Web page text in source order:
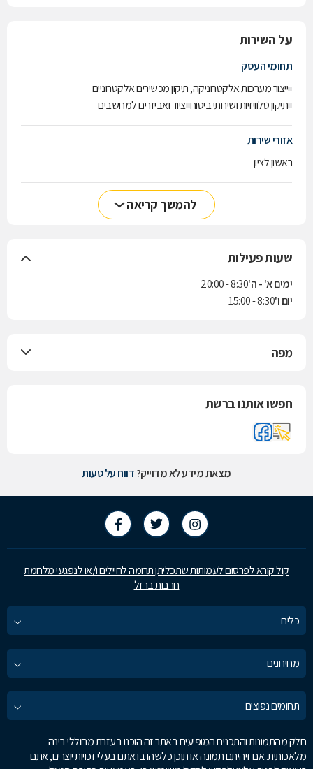
על השירות
תחומי העסק
ייצור מערכות אלקטרוניקה, תיקון מכשירים אלקטרוניים
תיקון טלוויזיות ושירותי ביטוח ציוד ואביזרים למחשבים
אזורי שירות
ראשון לציון
להמשך קריאה
שעות פעילות
ימים א' - ה'8:30 - 20:00
יום ו'8:30 - 15:00
מפה
חפשו אותנו ברשת
מצאת מידע לא מדוייק?דווח על טעות
קול קורא לפרסום לעמותות שתכליתן תרומה לחיילים ו/או לנפגעי מלחמת
חרבות ברזל
כלים
מחירונים
תחומים נפוצים
חלק מהתמונות והתכנים המופיעים באתר זה הוכנו בעזרת מחוללי בינה
מלאכותית. אם זיהיתם תמונה או תוכן כלשהו בו אתם בעלי זכויות יוצרים, אתם